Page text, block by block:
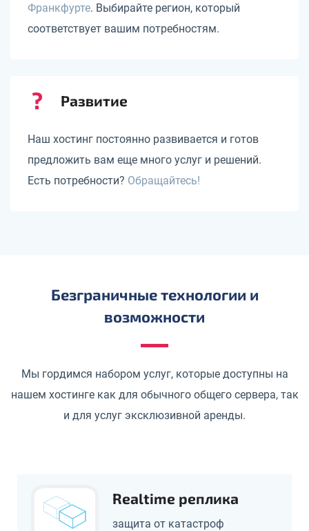
Франкфурте. Выбирайте регион, который
соответствует вашим потребностям.
Развитие
Наш хостинг постоянно развивается и готов
предложить вам еще много услуг и решений.
Есть потребности? Обращайтесь!
Безграничные технологии и
возможности
Мы гордимся набором услуг, которые доступны на
нашем хостинге как для обычного общего сервера, так
и для услуг эксклюзивной аренды.
Realtime реплика
защита от катастроф